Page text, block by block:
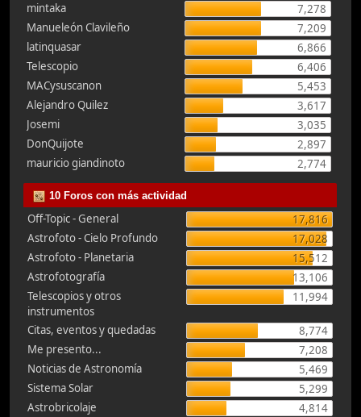
mintaka
7,278
Manueleón Clavileño
7,209
latinquasar
6,866
Telescopio
6,406
MACysuscanon
5,453
Alejandro Quilez
3,617
Josemi
3,035
DonQuijote
2,897
mauricio giandinoto
2,774
10 Foros con más actividad
Off-Topic - General
17,816
Astrofoto - Cielo Profundo
17,028
Astrofoto - Planetaria
15,512
Astrofotografía
13,106
Telescopios y otros
instrumentos
11,994
Citas, eventos y quedadas
8,774
Me presento...
7,208
Noticias de Astronomía
5,469
Sistema Solar
5,299
Astrobricolaje
4,814